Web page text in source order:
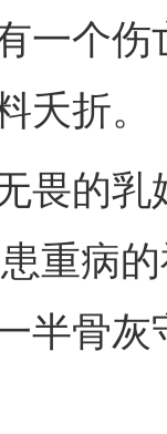
一个
夭折。
的乳
重病
半骨